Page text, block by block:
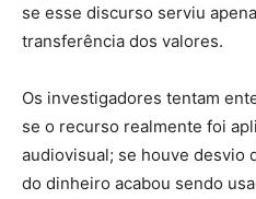
se esse discurso serviu
transferência dos valores.
Os investigadores tentam
se o recurso realmente foi
audiovisual; se houve desvio
do dinheiro acabou sendo